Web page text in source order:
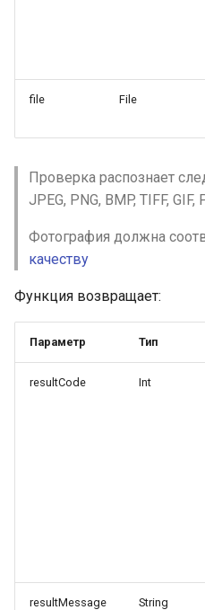
ФСИН
юрисдикции
Проверка арбитражных дел
арбитражных судах
счетов у ИП
Проверка в реестре
file File
Проверка распознает
JPEG, PNG, BMP, TIFF, GIF,
Фотография должна
качеству
Функция возвращает:
Параметр Тип
resultCode Int
resultMessage String